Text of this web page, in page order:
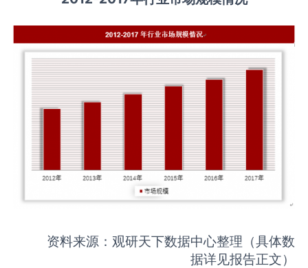
资料来源：观研天下数据中心整理（具体数
据详见报告正文）